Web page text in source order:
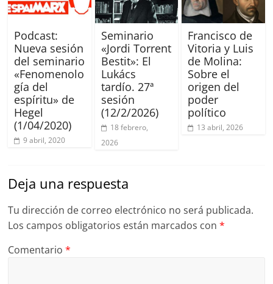
Podcast:
Nueva sesión
del seminario
«Fenomenolo
gía del
espíritu» de
Hegel
(1/04/2020)
9 abril, 2020
Seminario
«Jordi Torrent
Bestit»: El
Lukács
tardío. 27ª
sesión
(12/2/2026)
18 febrero,
2026
Francisco de
Vitoria y Luis
de Molina:
Sobre el
origen del
poder
político
13 abril, 2026
Deja una respuesta
Tu dirección de correo electrónico no será publicada.
Los campos obligatorios están marcados con*
Comentario*